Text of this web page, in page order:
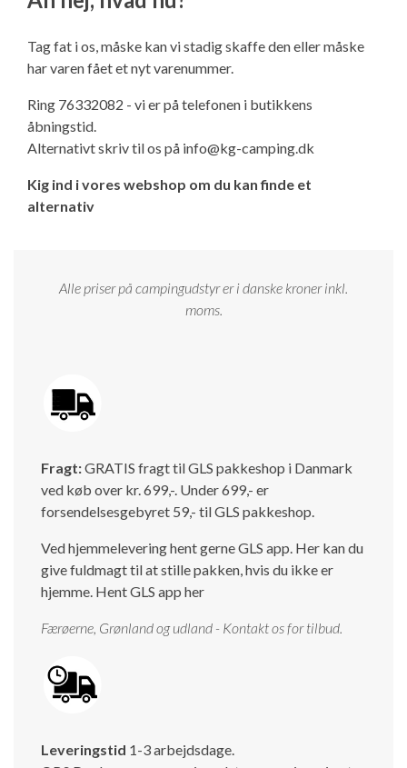
Adria Astella
Next
Hobby Prestige
Hobby Maxia
Ny campingvogn - godt at vide
Lille campingvogn
Finansiering af campingvogn
Vil du sælge din campingvogn?
Brugte telte og udstyr
Isabella Fortelte
Isabella weekend- og vinterfortelte
Isabella Opstillingsvejledninger
Camping erhverv
Adria Coral
Adria Compact
Internet i campingvognen
Aircondition og klimaanlæg
Gas-komfort i din campingvogn
Byvand - rindende vand i campingvognen
GPS tracker til autocamper og campingvogn
Sikker handel
Klagemuligheder
Handelsbetingelser - webshop
Persondata
GPDR - KG Camping Kundeklub
Tag fat i os, måske kan vi stadig skaffe den eller måske
har varen fået et nyt varenummer.
Ring 76332082 - vi er på telefonen i butikkens
åbningstid.
Alternativt skriv til os på info@kg-camping.dk
Kig ind i vores webshop om du kan finde et
alternativ
Alle priser på campingudstyr er i danske kroner inkl.
moms.
Fragt:GRATIS fragt til GLS pakkeshop i Danmark
ved køb over kr. 699,-. Under 699,- er
forsendelsesgebyret 59,- til GLS pakkeshop.
Ved hjemmelevering hent gerne GLS app. Her kan du
give fuldmagt til at stille pakken, hvis du ikke er
hjemme. Hent GLS app her
Færøerne, Grønland og udland - Kontakt os for tilbud.
Leveringstid 1-3 arbejdsdage.